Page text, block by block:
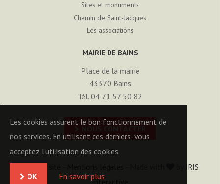
Sites et monuments
Chemin de Saint-Jacques
Les associations
MAIRIE DE BAINS
Place de la mairie
43370 Bains
Tél. 04 71 57 50 82
IRIS
Interactive
Les cookies assurent le bon fonctionnement de
nos services. En utilisant ces derniers, vous
acceptez l'utilisation des cookies.
OK En savoir plus